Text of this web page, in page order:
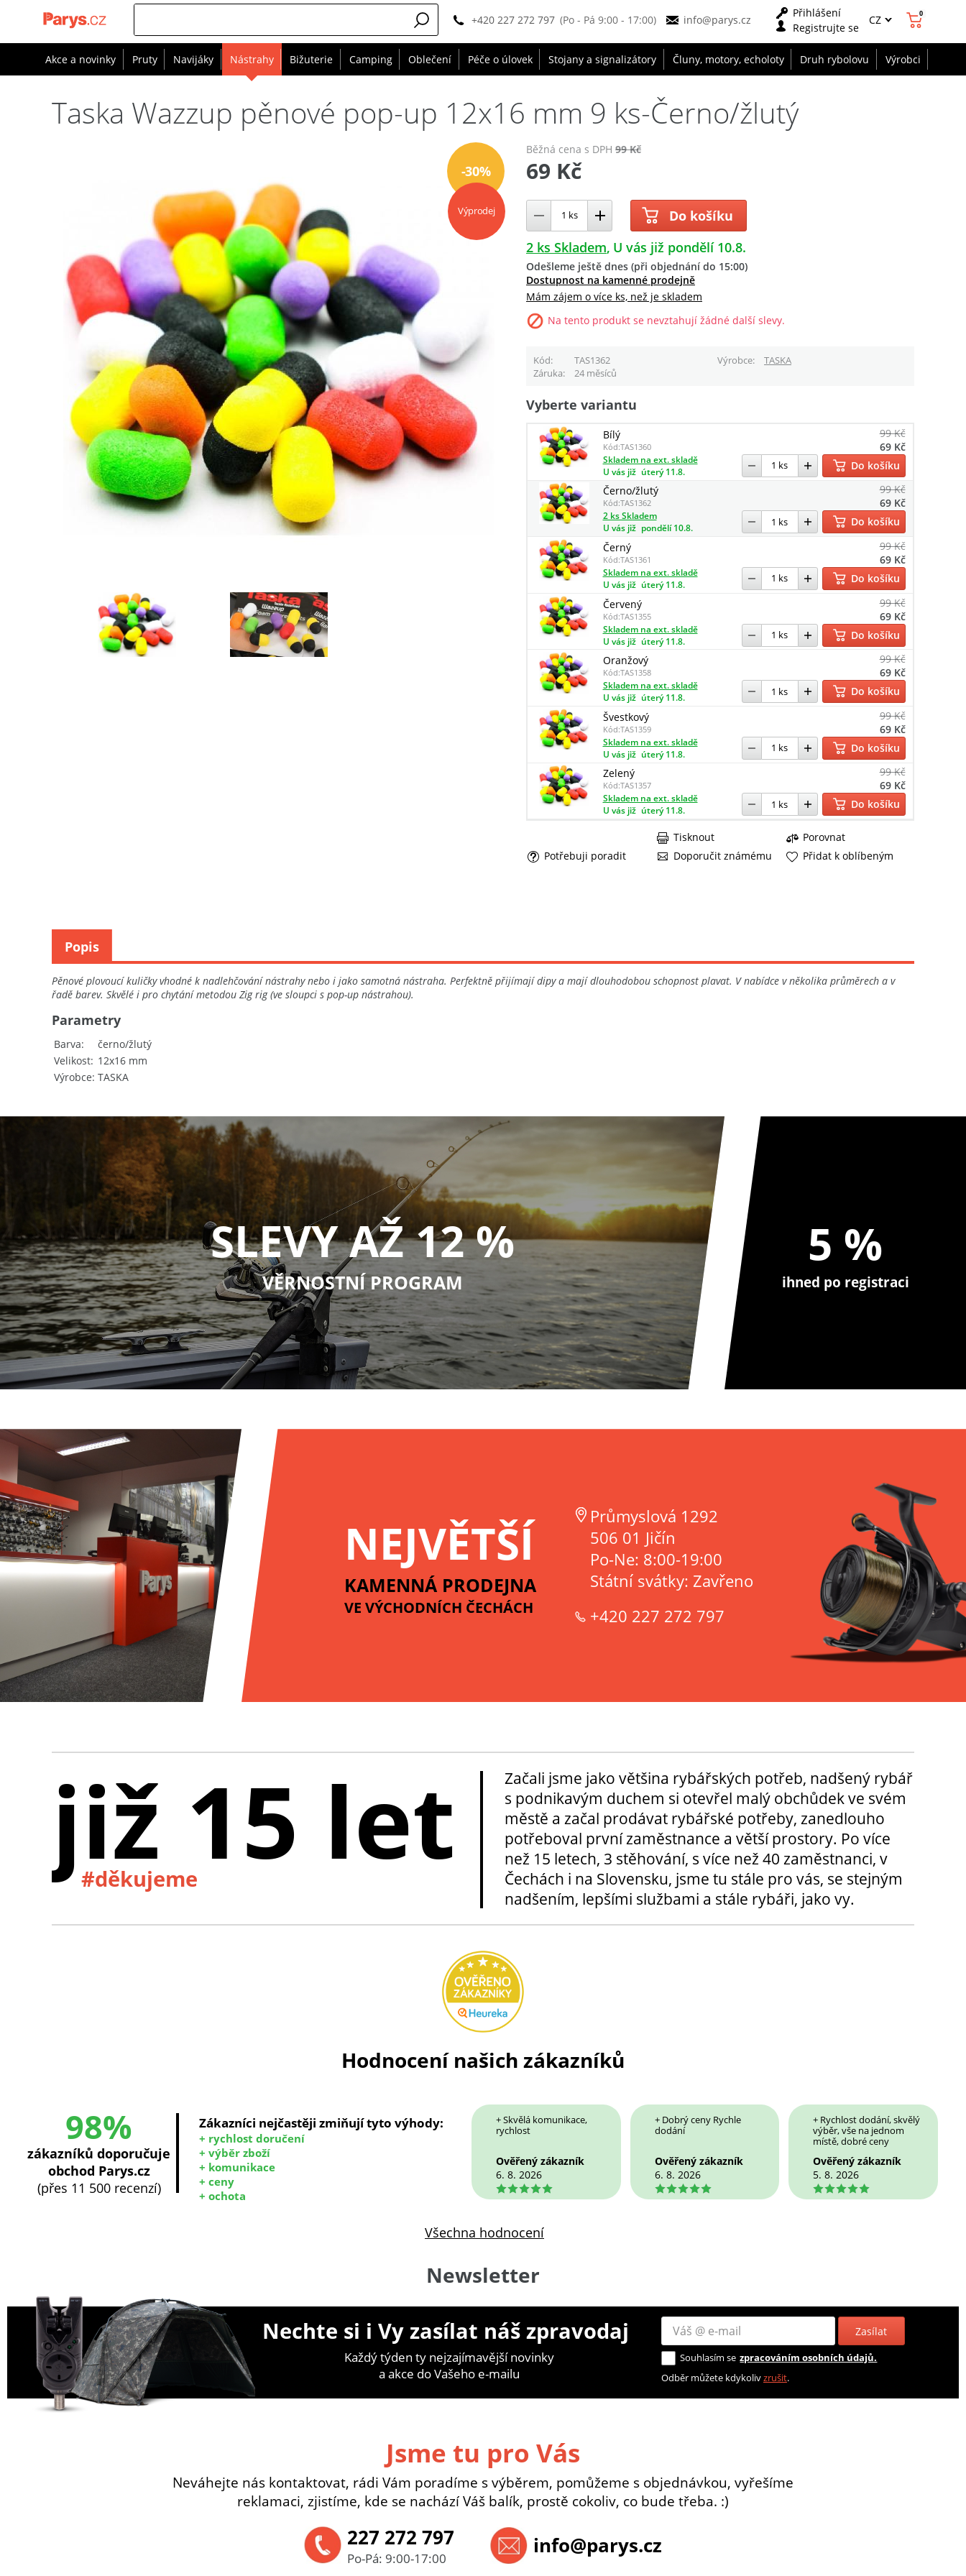
+420 227 272 797 (Po - Pá 9:00 - 17:00) info@parys.cz
Přihlášení
Registrujte se
CZ 0
Akce a novinky Pruty Navijáky Nástrahy Bižuterie Camping Oblečení Péče o úlovek Stojany a signalizátory Čluny, motory, echoloty Druh rybolovu Výrobci
Taska Wazzup pěnové pop-up 12x16 mm 9 ks-Černo/žlutý
-30%
Výprodej
Běžná cena s DPH 99 Kč
69 Kč
Do košíku
2 ks Skladem U vás již pondělí 10.8.
Odešleme ještě dnes (při objednání do 15:00)
Dostupnost na kamenné prodejně
Mám zájem o více ks, než je skladem
Na tento produkt se nevztahují žádné další slevy.
Kód TAS1362 Výrobce
TASKA
Záruka
24 měsíců
Vyberte variantu
Bílý
Kód:TAS1360
99 Kč
69 Kč
Skladem na ext. skladě
U vás již úterý 11.8.
Do košíku
Černo/žlutý
Kód:TAS1362
99 Kč
69 Kč
2 ks Skladem
U vás již pondělí 10.8.
Do košíku
Černý
Kód:TAS1361
99 Kč
69 Kč
Skladem na ext. skladě
U vás již úterý 11.8.
Do košíku
Červený
Kód:TAS1355
99 Kč
69 Kč
Skladem na ext. skladě
U vás již úterý 11.8.
Do košíku
Oranžový
Kód:TAS1358
99 Kč
69 Kč
Skladem na ext. skladě
U vás již úterý 11.8.
Do košíku
Švestkový
Kód:TAS1359
99 Kč
69 Kč
Skladem na ext. skladě
U vás již úterý 11.8.
Do košíku
Zelený
Kód:TAS1357
99 Kč
69 Kč
Skladem na ext. skladě
U vás již úterý 11.8. Do košíku
Porovnat
Potřebuji poradit
Doporučit známému
Tisknout
Přidat k oblíbeným
Pěnové plovoucí kuličky vhodné k nadlehčování nástrahy nebo i jako samotná nástraha. Perfektně přijímají dipy a mají dlouhodobou schopnost plavat. V nabídce v několika průměrech a v
řadě barev. Skvělé i pro chytání metodou Zig rig (ve sloupci s pop-up nástrahou).
Barva
černo/žlutý
Velikost 12x16 mm
Výrobce TASKA
Parametry
Popis
SLEVY AŽ 12 %
VĚRNOSTNÍ PROGRAM
5 %
ihned po registraci
NEJVĚTŠÍ
KAMENNÁ PRODEJNA
VE VÝCHODNÍCH ČECHÁCH
Průmyslová 1292
506 01 Jičín
Po-Ne: 8:00-19:00
Státní svátky: Zavřeno
+420 227 272 797
již 15 let
#děkujeme
Začali jsme jako většina rybářských potřeb, nadšený rybář
s podnikavým duchem si otevřel malý obchůdek ve svém
městě a začal prodávat rybářské potřeby, zanedlouho
potřeboval první zaměstnance a větší prostory. Po více
než 15 letech, 3 stěhování, s více než 40 zaměstnanci, v
Čechách i na Slovensku, jsme tu stále pro vás, se stejným
nadšením, lepšími službami a stále rybáři, jako vy.
Hodnocení našich zákazníků
98%
zákazníků doporučuje
obchod Parys.cz
(přes 11 500 recenzí)
Zákazníci nejčastěji zmiňují tyto výhody:
+ rychlost doručení
+ výběr zboží
+ komunikace
+ ceny
+ ochota
+ Skvělá komunikace,
rychlost
Ověřený zákazník
6. 8. 2026
5
+ Dobrý ceny Rychle
dodání
Ověřený zákazník
6. 8. 2026
5
+ Rychlost dodání, skvělý
výběr, vše na jednom
místě, dobré ceny
Ověřený zákazník
5. 8. 2026
5
Všechna hodnocení
Newsletter
Nechte si i Vy zasílat náš zpravodaj Zasílat
Každý týden ty nejzajímavější novinky
a akce do Vašeho e-mailu
Souhlasím se zpracováním osobních údajů.
Odběr můžete kdykolivzrušit.
Jsme tu pro Vás
Neváhejte nás kontaktovat, rádi Vám poradíme s výběrem, pomůžeme s objednávkou, vyřešíme
reklamaci, zjistíme, kde se nachází Váš balík, prostě cokoliv, co bude třeba. :)
227 272 797
Po-Pá: 9:00-17:00 info@parys.cz